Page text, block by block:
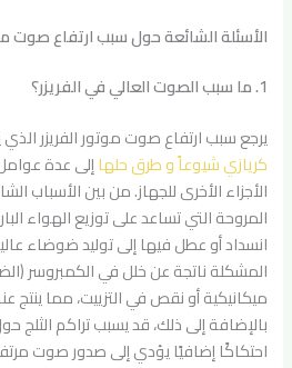
الأسئلة الشائعة حول سبب ارتفاع صوت
1. ما سبب الصوت العالي في الفريزر؟
يرجع سبب ارتفاع صوت موتور الفريزر
كريازي شيوعاً و طرق حلهاإلى عدة
الأجزاء الأخرى للجهاز. من بين الأسباب
المروحة التي تساعد على توزيع الهواء
انسداد أو عطل فيها إلى توليد ضوضاء
المشكلة ناتجة عن خلل في الكمبروسر
ميكانيكية أو نقص في التزييت، مما ينتج
بالإضافة إلى ذلك، قد يسبب تراكم الثلج
احتكاكًا إضافيًا يؤدي إلى صدور صوت